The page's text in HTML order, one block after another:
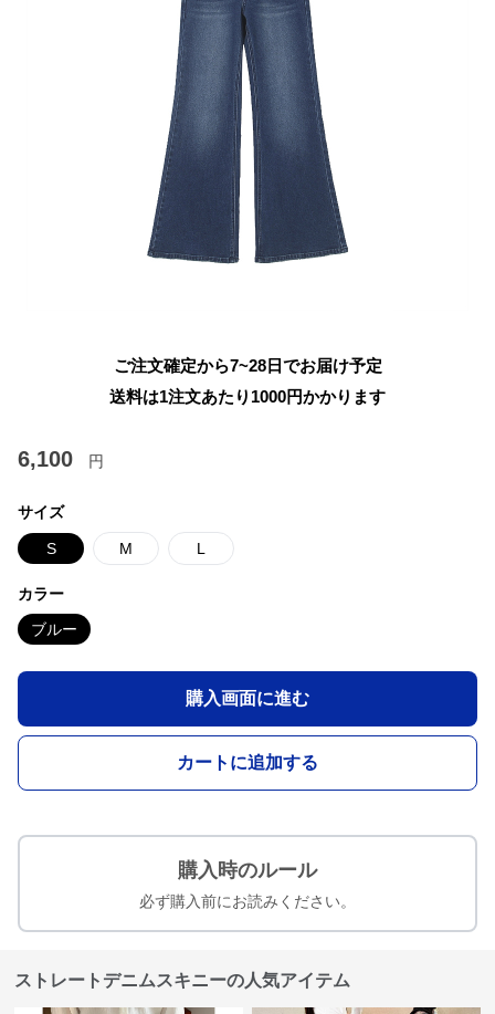
ご注文確定から7~28日でお届け予定
送料は1注文あたり 1000円かかります
6,100 円
サイズ
S M L
カラー
ブルー
購入画面に進む
カートに追加する
購入時のルール
必ず購入前にお読みください。
ストレートデニムスキニーの人気アイテム